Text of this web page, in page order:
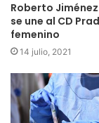
Roberto
se une al CD
femenino
14 julio, 2021